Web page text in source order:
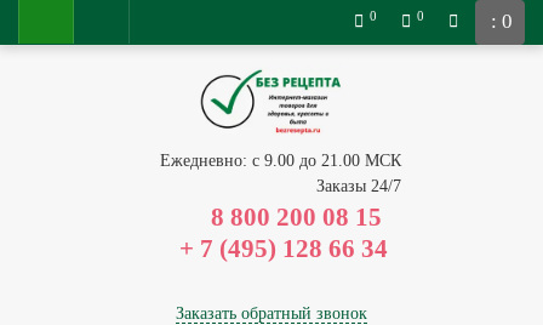
: 0
0 0
Ежедневно: с 9.00 до 21.00 МСК
Заказы 24/7
8 800 200 08 15
Заказать обратный звонок